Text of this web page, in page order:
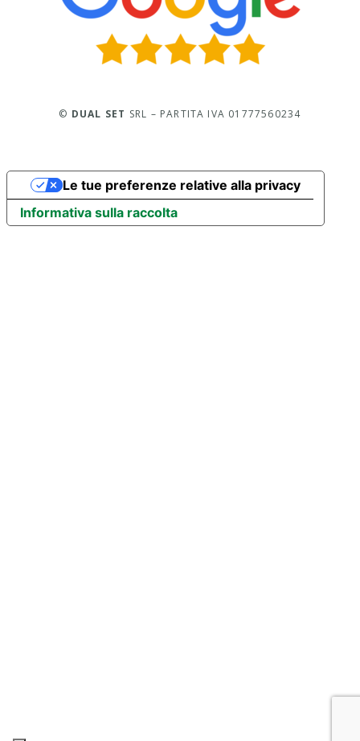
© DUAL SET SRL – PARTITA IVA 01777560234
Informativa sulla raccolta
Le tue preferenze relative alla privacy